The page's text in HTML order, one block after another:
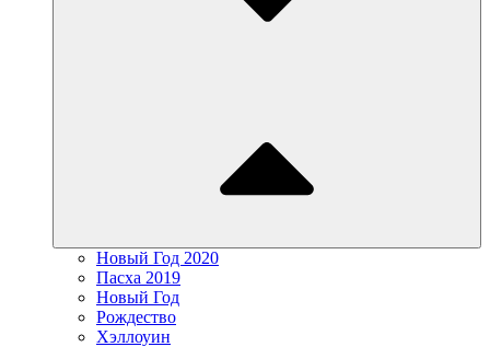
Новый Год 2020
Пасха 2019
Новый Год
Рождество
Хэллоуин